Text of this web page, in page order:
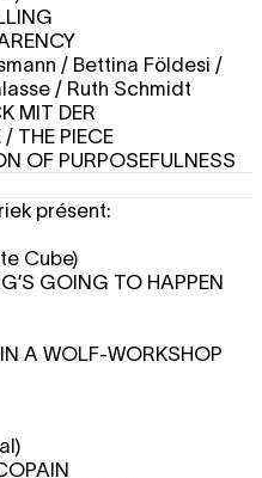
/ Bettina Földesi /
/ Ruth Schmidt
MIT DER
/ THE PIECE
OF PURPOSEFULNESS
présent:
Cube)
GOING TO HAPPEN
A WOLF-WORKSHOP